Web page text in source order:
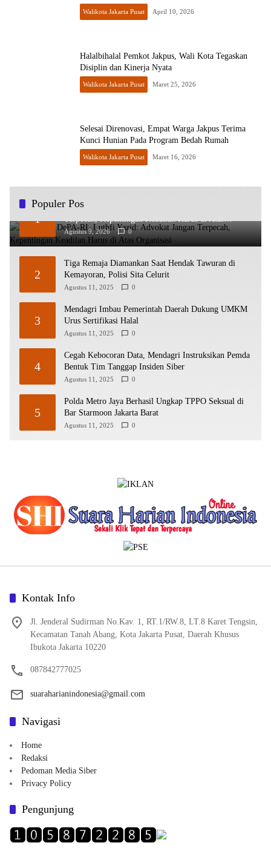
Walikota Jakarta Pusat April 10, 2026
Halalbihalal Pemkot Jakpus, Wali Kota Tegaskan
Disiplin dan Kinerja Nyata
Walikota Jakarta Pusat Maret 25, 2026
Selesai Direnovasi, Empat Warga Jakpus Terima
Kunci Hunian Pada Program Bedah Rumah
Walikota Jakarta Pusat Maret 16, 2026
Populer Pos
1
HUT ke-2 DePA-RI, Luthfi Yazid: Advokat Jangan
Terpecah, Kepentingan Keadilan Harus di Atas
Organisasi
Agustus 9, 2026 0
2
Tiga Remaja Diamankan Saat Hendak Tawuran di
Kemayoran, Polisi Sita Celurit
Agustus 11, 2025 0
3
Mendagri Imbau Pemerintah Daerah Dukung UMKM
Urus Sertifikasi Halal
Agustus 11, 2025 0
4
Cegah Kebocoran Data, Mendagri Instruksikan Pemda
Bentuk Tim Tanggap Insiden Siber
Agustus 11, 2025 0
5
Polda Metro Jaya Berhasil Ungkap TPPO Seksual di
Bar Starmoon Jakarta Barat
Agustus 11, 2025 0
Kontak Info
Jl. Jenderal Sudirman No.Kav. 1, RT.1/RW.8, LT.8 Karet Tengsin,
Kecamatan Tanah Abang, Kota Jakarta Pusat, Daerah Khusus
Ibukota Jakarta 10220
087842777025
suaraharianindonesia@gmail.com
Navigasi
Home
Redaksi
Pedoman Media Siber
Privacy Policy
Pengunjung